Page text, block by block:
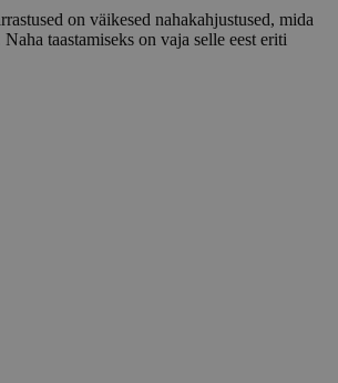
on väikesed nahakahjustused, mida
taastamiseks on vaja selle eest eriti